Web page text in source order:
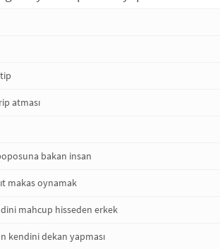
atması
bakan insan
makas oynamak
mahcup hisseden erkek
kendini dekan yapması